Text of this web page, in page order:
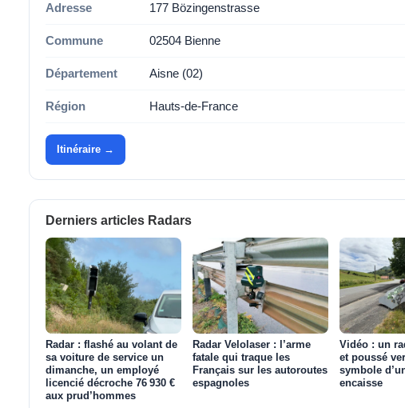
Adresse 177 Bözingenstrasse
Commune 02504 Bienne
Département Aisne (02)
Région Hauts-de-France
Itinéraire →
Derniers articles Radars
Radar : flashé au volant de
sa voiture de service un
dimanche, un employé
licencié décroche 76 930 €
aux prud’hommes
Radar Velolaser : l’arme
fatale qui traque les
Français sur les autoroutes
espagnoles
Vidéo : un
et poussé
symbole
encaisse